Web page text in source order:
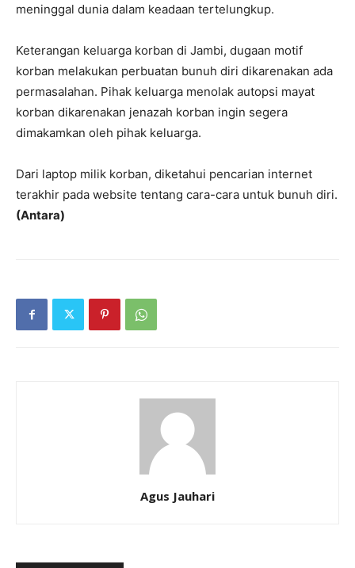
meninggal dunia dalam keadaan tertelungkup.
Keterangan keluarga korban di Jambi, dugaan motif
korban melakukan perbuatan bunuh diri dikarenakan ada
permasalahan. Pihak keluarga menolak autopsi mayat
korban dikarenakan jenazah korban ingin segera
dimakamkan oleh pihak keluarga.
Dari laptop milik korban, diketahui pencarian internet
terakhir pada website tentang cara-cara untuk bunuh diri.
(Antara)
Agus Jauhari